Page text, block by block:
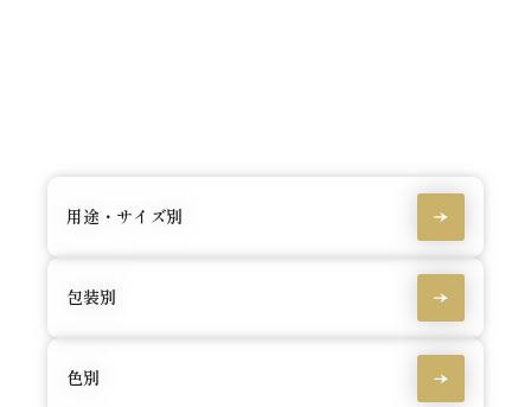
用途・サイズ別
包装別
色別